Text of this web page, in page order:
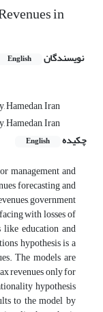
in
نویسندگان English
Hamedan, Iran
Hamedan, Iran
چکیده
English
management and
forecasting and
government
with losses of
education and
hypothesis is a
The models are
revenues only for
hypothesis
to the model by